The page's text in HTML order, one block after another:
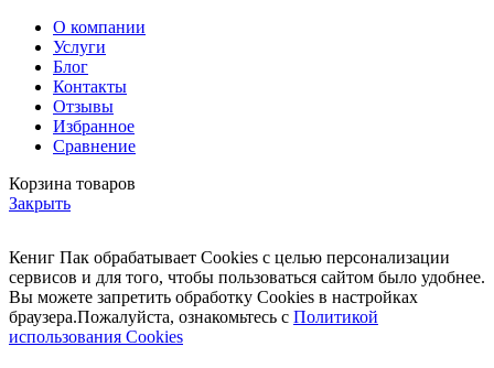
О компании
Услуги
Блог
Контакты
Отзывы
Избранное
Сравнение
Корзина товаров
Закрыть
Кениг Пак обрабатывает Cookies с целью персонализации
сервисов и для того, чтобы пользоваться сайтом было удобнее.
Вы можете запретить обработку Cookies в настройках
браузера.Пожалуйста, ознакомьтесь с Политикой
использования Cookies